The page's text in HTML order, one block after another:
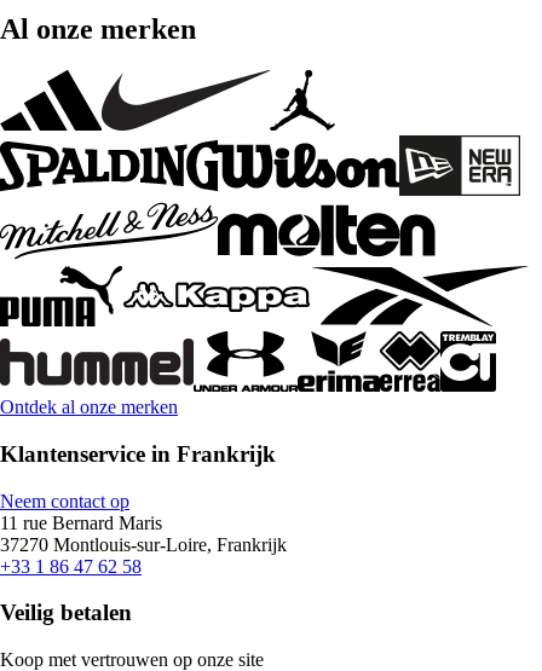
Al onze merken
Ontdek al onze merken
Klantenservice in Frankrijk
Neem contact op
11 rue Bernard Maris
37270 Montlouis-sur-Loire, Frankrijk
+33 1 86 47 62 58
Veilig betalen
Koop met vertrouwen op onze site